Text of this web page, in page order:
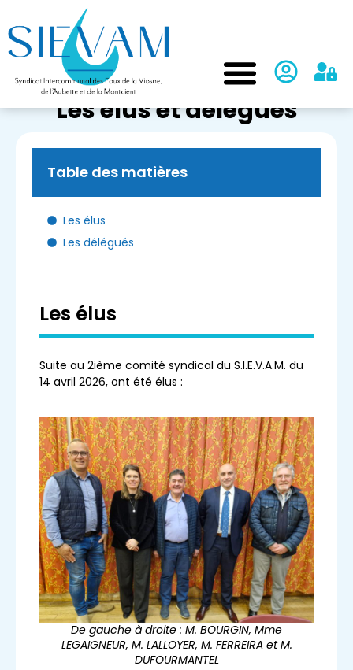
Les élus et délégués
Table des matières
Les élus
Les délégués
Les élus
Suite au 2ième comité syndical du S.I.E.V.A.M. du
14 avril 2026, ont été élus :
De gauche à droite : M. BOURGIN, Mme
LEGAIGNEUR, M. LALLOYER, M. FERREIRA et M.
DUFOURMANTEL